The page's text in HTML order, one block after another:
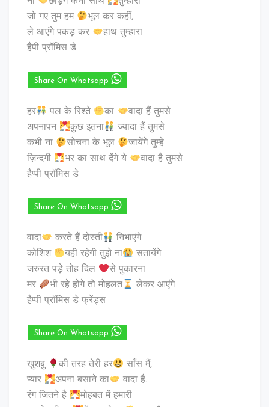
जो गए तुम हम
भूल कर कहीं,
ले आएंगे पकड़ कर
हाथ तुम्हारा
हैपी प्रॉमिस डे
Share On Whatsapp
हर पल के रिश्ते का
वादा हैं तुमसे
अपनापन
कुछ इतना
ज्यादा हैं तुमसे
कभी ना
सोचना के भूल
जायेंगे तुम्हे
ज़िन्दगी
भर का साथ देंगे ये
वादा है तुमसे
हैप्पी प्रॉमिस डे
Share On Whatsapp
वादा करते हैं दोस्ती
निभाएंगे
कोशिश
यही रहेगी तुझे ना
सतायेंगे
जरुरत पड़े तोह दिल
से पुकारना
मर
भी रहे होंगे तो मोहलत
लेकर आएंगे
हैप्पी प्रॉमिस डे फ्रेंड्स
Share On Whatsapp
खुशबु की तरह तेरी हर
साँस मैं,
प्यार
अपना बसाने का
वादा है.
रंग जितने है
मोहबत में हमारी